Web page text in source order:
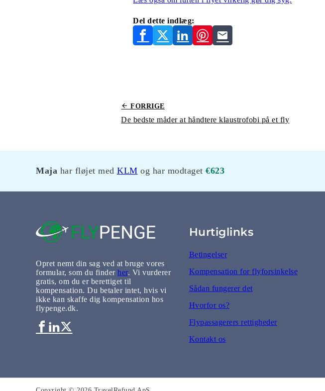
Del dette indlæg:
FORRIGE
De bedste måder at håndtere klaustrofobi på et fly
Maja har fløjet med KLM og har modtaget €623
Opret nemt din sag ved at bruge vores
formular, som du finder her. Vi vurderer
gratis, om du er berettiget til
kompensation. Du betaler intet, hvis vi
ikke kan skaffe dig kompensation hos
flypenge.dk.
Hurtiglinks
Betingelser
Kompensation for flyforsinkelse
Sådan fungerer det
Hvorfor os?
Flypassagerers rettigheder
Kontakt os